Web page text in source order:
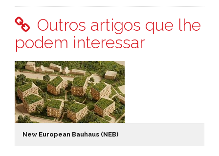
Outros artigos que lhe
podem interessar
New European Bauhaus (NEB)